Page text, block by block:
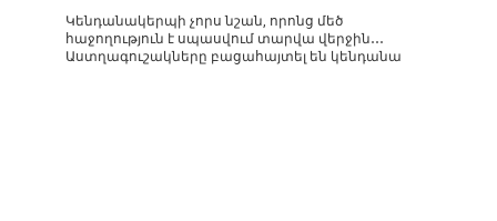
Կենդանակերպի չորս նշան, որոնց մեծ
հաջողություն է սպասվում տարվա վերջին․․․
Աստղագուշակները բացահայտել են կենդանա